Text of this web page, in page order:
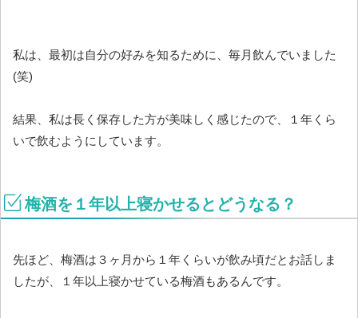
私は、最初は自分の好みを知るために、毎月飲んでいました
(笑)
結果、私は長く保存した方が美味しく感じたので、１年くら
いで飲むようにしています。
梅酒を１年以上寝かせるとどうなる？
先ほど、梅酒は３ヶ月から１年くらいが飲み頃だとお話しま
したが、１年以上寝かせている梅酒もあるんです。